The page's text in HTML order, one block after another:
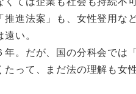
進法案」も、女性登用な
い。
。だが、国の分科会では
って、まだ法の理解も女